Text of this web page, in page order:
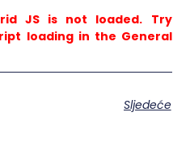
JS is not loaded. Try
loading in the General
Sljedeće